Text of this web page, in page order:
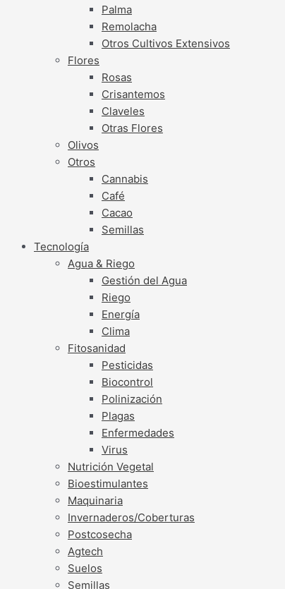
Palma
Remolacha
Otros Cultivos Extensivos
Flores
Rosas
Crisantemos
Claveles
Otras Flores
Olivos
Otros
Cannabis
Café
Cacao
Semillas
Tecnología
Agua & Riego
Gestión del Agua
Riego
Energía
Clima
Fitosanidad
Pesticidas
Biocontrol
Polinización
Plagas
Enfermedades
Virus
Nutrición Vegetal
Bioestimulantes
Maquinaria
Invernaderos/Coberturas
Postcosecha
Agtech
Suelos
Semillas